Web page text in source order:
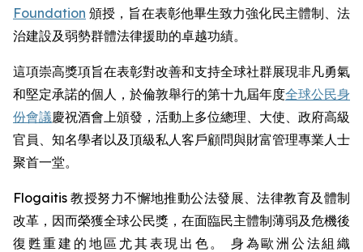
Foundation 頒授，旨在表彰他畢生致力強化民主體制、法
治建設及弱勢群體法律援助的卓越功績。
這項崇高獎項旨在表彰對改善和支持全球社群展現非凡勇氣
和堅定承諾的個人，於倫敦舉行的第十九屆年度全球公民身
份會議慶祝酒會上頒發，活動上多位總理、大使、政府高級
官員、知名學者以及頂級私人客戶顧問與財富管理專業人士
聚首一堂。
Flogaitis 教授努力不懈地推動公法發展、法律教育及體制
改革，因而榮獲全球公民獎，在面臨民主體制薄弱及危機後
復甦重建的地區尤其表現出色。 身為歐洲公法組織